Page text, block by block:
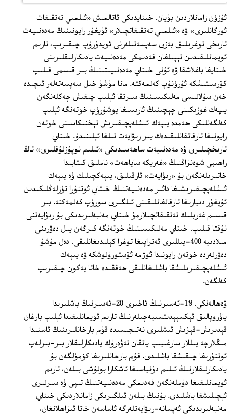
ئۇزۇن زامانلاردىن بۇيان، خىتايدىكى ئاتالمىش «ئىلمىي تەتقىقات
ئورگانلىرى» ۋە «ئىلمىي تەتقىقاتچىلار» ئۇيغۇر رايونىنىڭ مەدەنىيەت
تارىخى توغرىلىق بەزى سەپسەتىلەرنى ئويدۇرۇپ چىقىرىپ، تارىم
ئويمانلىقىدىن تېپىلغان قەدىمكى مەدەنىيەت يادىكارلىقلىرىنى
خىتايغا باغلاشقا ۋە ئۇنى خىتاي مەدەنىيىتىنىڭ بىر قىسمى قىلىپ
كۆرسىتىشكە ئۇرۇنۇپ كەلمەكتە. مانا مۇشۇ خىل سەپسەتەلەر ئىچىدە
خەن سۇلالىسى مەلىكىسىنىڭ سىرتقا ئېلىپ چىقىش چەكلەنگەن
يىپەك غوزىكىنى چېچىنىڭ ئارىسىغا يوشۇرۇپ خوتەنگە ئېلىپ
كەلگەنلىكى ھەمدە يىپەك ئىشلەپچىقىرىش تېخنىكاسىنى خوتەن
رايونىغا تارقاتقانلىقىدەك بىر رىۋايەت تىلغا ئېلىنىدۇ. خىتاي
تارىخچىلىرى ۋە مەدەنىيەت ساھەسىدىكى «ئىلىم نوپۇزلۇقلىرى» تاڭ
راھىبى شۈەنزاڭنىڭ «غەربكە ساياھەت» ناملىق كىتابىدا
خاتىرىلەنگەن بۇ «رىۋايەت» ئارقىلىق، يىپەكچىلىك ۋە يىپەك
ئىشلەپچىقىرىشىغا دائىر مەدەنىيەتنىڭ خىتاي ئوتتۇرا تۈزلەڭلىكىدىن
ئۇيغۇر دىيارىغا تارقالغانلىقىنى ئىلگىرى سۈرۈپ كەلمەكتە. بىر
قىسىم غەربلىك تەتقىقاتچىلارمۇ خىتاي مەنبەلىرىدىكى بۇ رىۋايەتنى
نۇقتا قىلىپ، خىتاي مەلىكىسىنىڭ خوتەنگە كىرگەن يىل دەۋرىنى
مىلادىيە 400-يىللىرى ئەتراپىغا توغرا كېلىدىغانلىقى، دەل مۇشۇ
دەۋرلەردە خوتەن رايونىدا ئۈژمە ئۆستۈرۈلۈشكە ۋە يىپەك
ئىشلەپچىقىرىلىشقا باشلىغانلىقى ھەققىدە خاتا يەكۈن چىقىرىپ
كەلگەن.
ۋەھالەنكى، 19-ئەسىرنىڭ ئاخىرى 20-ئەسىرنىڭ باشلىرىدا
ياۋروپالىق ئېكسپېدىتسىيەچىلەرنىڭ تارىم ئويمانلىقىدا ئېلىپ بارغان
قېدىرىش-قېزىش ئىشلىرى نەتىجىسىدە قۇم بارخانلىرىنىڭ ئاستىدا
مىڭلارچە يىللار سارغىيىپ ياتقان تەۋەرۈك يادىكارلىقلار بىر-بىرلەپ
ئوتتۇرىغا چىقىشقا باشلىدى. قۇم بارخانلىرىغا كۆمۈلگەن بۇ
يادىكارلىقلارنىڭ ئىلىم دۇنياسىغا ئاشكارا بولۇشى بىلەن، تارىم
ئويمانلىقىغا دۈملەنگەن قەدىمكى مەدەنىيەتنىڭ تىپى ۋە سىرلىرى
ئېچىلىشقا باشلىدى. بۇنىڭ بىلەن ئىلگىرىكى زامانلاردىكى خىتاي
مەنبەلىرىدىكى ئەپسانە-رىۋايەتلەرگە ئاساسەن خاتا ئىزاھلانغان،